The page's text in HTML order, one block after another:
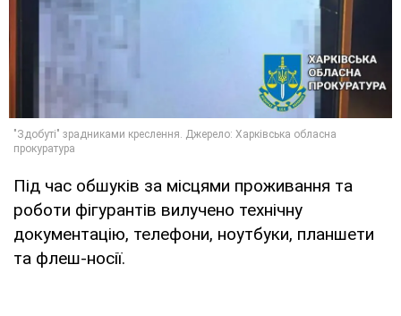
Під час обшуків за місцями проживання та
роботи фігурантів вилучено технічну
документацію, телефони, ноутбуки, планшети
та флеш-носії.